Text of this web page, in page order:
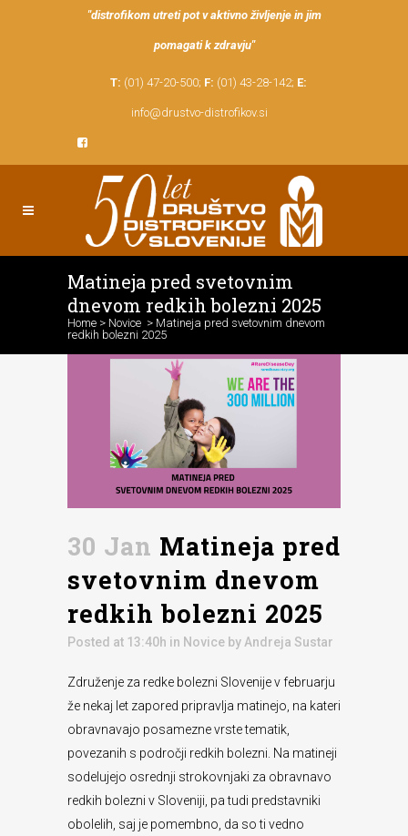
"distrofikom utreti pot v aktivno življenje in jim
pomagati k zdravju"
T: (01) 47-20-500; F: (01) 43-28-142; E:
info@drustvo-distrofikov.si
Matineja pred svetovnim
dnevom redkih bolezni 2025
Home > Novice > Matineja pred svetovnim dnevom
redkih bolezni 2025
30 Jan Matineja pred
svetovnim dnevom
redkih bolezni 2025
Posted at 13:40h in Novice by Andreja Sustar
Združenje za redke bolezni Slovenije v februarju
že nekaj let zapored pripravlja matinejo, na kateri
obravnavajo posamezne vrste tematik,
povezanih s področji redkih bolezni. Na matineji
sodelujejo osrednji strokovnjaki za obravnavo
redkih bolezni v Sloveniji, pa tudi predstavniki
obolelih, saj je pomembno, da so ti vedno